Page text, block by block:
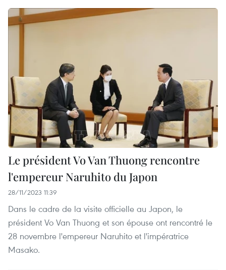
Le président Vo Van Thuong rencontre
l'empereur Naruhito du Japon
28/11/2023 11:39
Dans le cadre de la visite officielle au Japon, le
président Vo Van Thuong et son épouse ont rencontré le
28 novembre l'empereur Naruhito et l'impératrice
Masako.